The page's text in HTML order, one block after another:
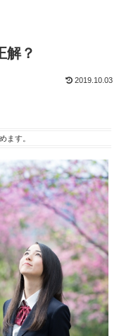
解？
2019.10.03
ます。